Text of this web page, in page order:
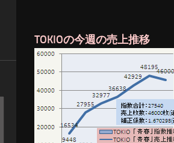
TOKIOの今週の売上推移